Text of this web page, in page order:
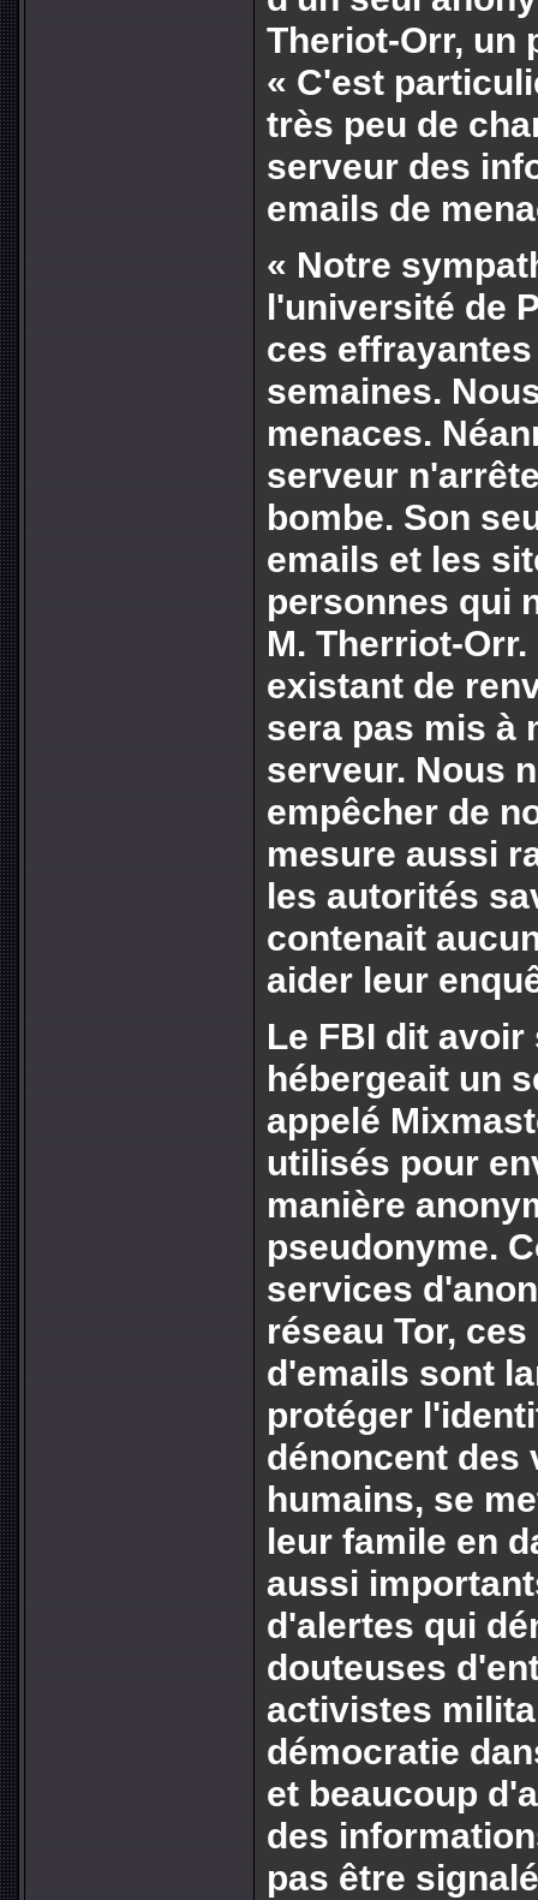
Theriot-Orr, un
« C'est
très peu de
serveur des
emails de
« Notre
l'université de
ces
semaines.
menaces.
serveur
bombe. Son
emails et les
personnes qui
M. Therriot-
existant de
sera pas mis à
serveur. Nous
empêcher de
mesure aussi
les autorités
contenait
aider leur
Le FBI dit
hébergeait un
appelé
utilisés pour
manière
pseudonyme.
services
réseau Tor,
d'emails sont
protéger
dénoncent des
humains, se
leur famile en
aussi
d'alertes qui
douteuses
activistes
démocratie
et beaucoup
des
pas être